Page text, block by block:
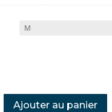
Ajouter au panier